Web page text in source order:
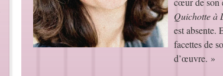
Quichotte à
est absente.
facettes de
d’œuvre. »